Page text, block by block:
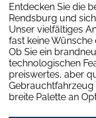
Entdecken Sie die
Rendsburg und
Unser vielfältiges
fast keine Wünsche
Ob Sie ein
technologischen
preiswertes, aber
Gebrauchtfahrzeug
breite Palette an